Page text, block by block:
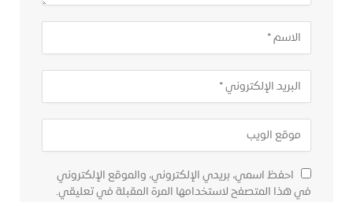
احفظ اسمي، بريدي الإلكتروني، والموقع الإلكتروني
في هذا المتصفح لاستخدامها المرة المقبلة في تعليقي.